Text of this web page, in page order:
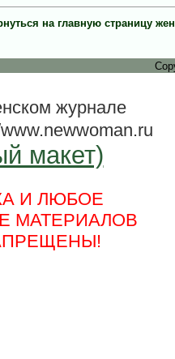
на главную страницу
журнале
макет)
И ЛЮБОЕ
МАТЕРИАЛОВ